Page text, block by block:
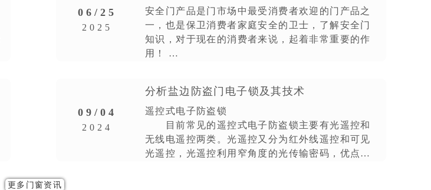
室内套装门
06/25
2025
安全门产品是门市场中最受消费者欢迎的门产品之
一，也是保卫消费者家庭安全的卫士，了解安全门
知识，对于现在的消费者来说，起着非常重要的作
用！
09/04
2024
分析盐边防盗门电子锁及其技术
遥控式电子防盗锁
目前常见的遥控式电子防盗锁主要有光遥控和
无线电遥控两类。光遥控又分为红外线遥控和可见
光遥控，光遥控利用窄角度的光传输密码，优点是
更多门窗资讯